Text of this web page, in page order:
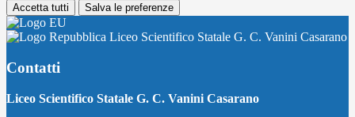
Accetta tutti Salva le preferenze
Liceo Scientifico Statale G. C. Vanini Casarano
Contatti
Liceo Scientifico Statale G. C. Vanini Casarano